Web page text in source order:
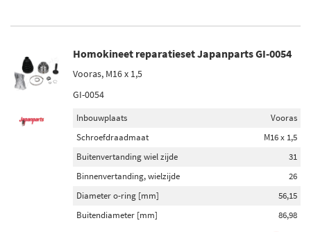
Homokineet reparatieset Japanparts GI-0054
Vooras, M16 x 1,5
GI-0054
Inbouwplaats
Vooras
Schroefdraadmaat
M16 x 1,5
Buitenvertanding wiel zijde
31
Binnenvertanding, wielzijde
26
Diameter o-ring [mm]
56,15
Buitendiameter [mm]
86,98